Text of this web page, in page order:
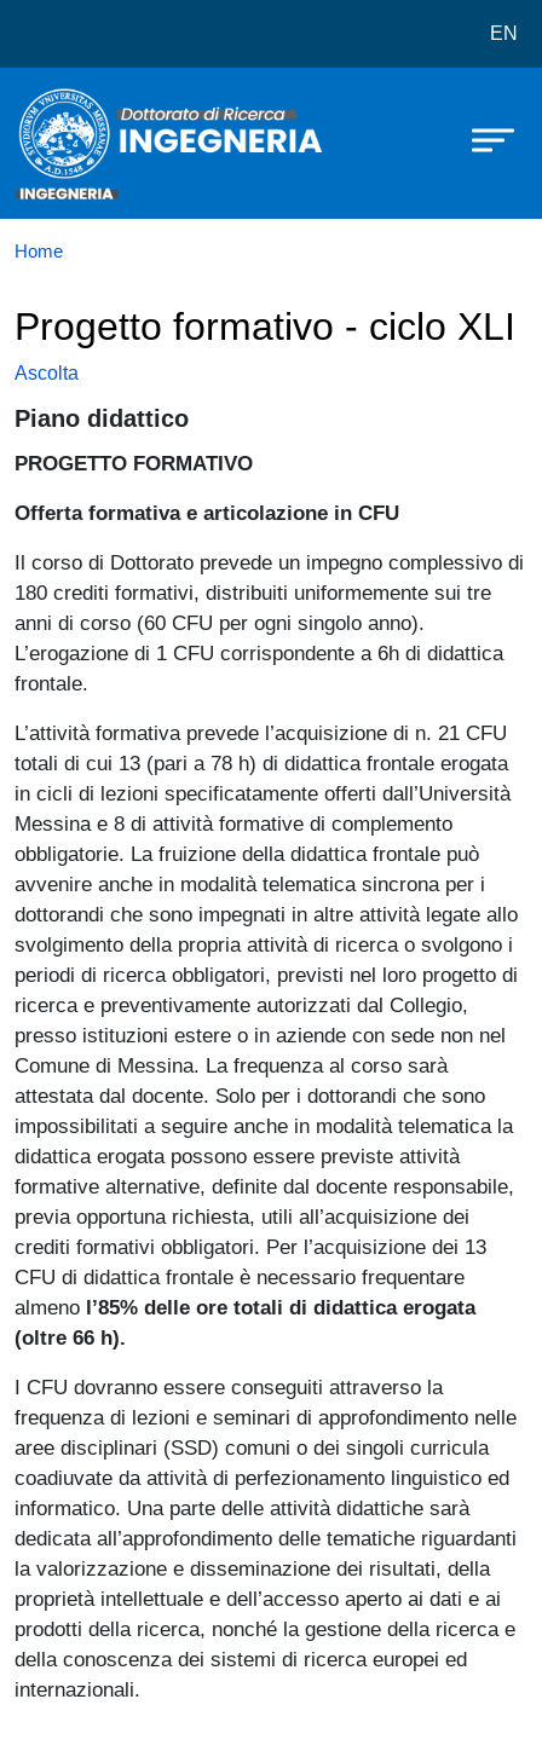
EN
Home
Progetto formativo - ciclo XLI
Ascolta
Piano didattico
PROGETTO FORMATIVO
Offerta formativa e articolazione in CFU
Il corso di Dottorato prevede un impegno complessivo di
180 crediti formativi, distribuiti uniformemente sui tre
anni di corso (60 CFU per ogni singolo anno).
L’erogazione di 1 CFU corrispondente a 6h di didattica
frontale.
L’attività formativa prevede l’acquisizione di n. 21 CFU
totali di cui 13 (pari a 78 h) di didattica frontale erogata
in cicli di lezioni specificatamente offerti dall’Università
Messina e 8 di attività formative di complemento
obbligatorie. La fruizione della didattica frontale può
avvenire anche in modalità telematica sincrona per i
dottorandi che sono impegnati in altre attività legate allo
svolgimento della propria attività di ricerca o svolgono i
periodi di ricerca obbligatori, previsti nel loro progetto di
ricerca e preventivamente autorizzati dal Collegio,
presso istituzioni estere o in aziende con sede non nel
Comune di Messina. La frequenza al corso sarà
attestata dal docente. Solo per i dottorandi che sono
impossibilitati a seguire anche in modalità telematica la
didattica erogata possono essere previste attività
formative alternative, definite dal docente responsabile,
previa opportuna richiesta, utili all’acquisizione dei
crediti formativi obbligatori. Per l’acquisizione dei 13
CFU di didattica frontale è necessario frequentare
almeno l’85% delle ore totali di didattica erogata
(oltre 66 h).
I CFU dovranno essere conseguiti attraverso la
frequenza di lezioni e seminari di approfondimento nelle
aree disciplinari (SSD) comuni o dei singoli curricula
coadiuvate da attività di perfezionamento linguistico ed
informatico. Una parte delle attività didattiche sarà
dedicata all’approfondimento delle tematiche riguardanti
la valorizzazione e disseminazione dei risultati, della
proprietà intellettuale e dell’accesso aperto ai dati e ai
prodotti della ricerca, nonché la gestione della ricerca e
della conoscenza dei sistemi di ricerca europei ed
internazionali.